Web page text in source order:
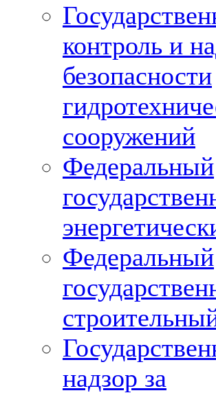
контроль и
безопасности
сооружений
Федеральный
Федеральный
надзор за